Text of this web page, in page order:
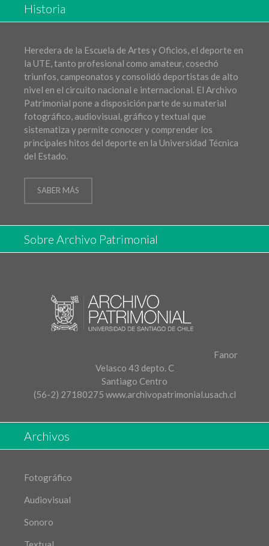
Historia
Heredera de la Escuela de Artes y Oficios, el deporte en
la UTE, tanto profesional como amateur, cosechó
triunfos, campeonatos y consolidó deportistas de alto
nivel en el circuito nacional e internacional. El Archivo
Patrimonial pone a disposición parte de su material
fotográfico, audiovisual, gráfico y textual que
sistematiza y permite conocer y comprender los
principales hitos del deporte en la Universidad Técnica
del Estado.
SABER MÁS
Sobre Archivo Patrimonial
Fanor
Velasco 43 depto. C
Santiago Centro
(56-2) 27180275 www.archivopatrimonial.usach.cl
Archivos
Fotográfico
Audiovisual
Sonoro